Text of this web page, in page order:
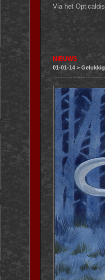
Via het
NIEUWS
01-01-14 >